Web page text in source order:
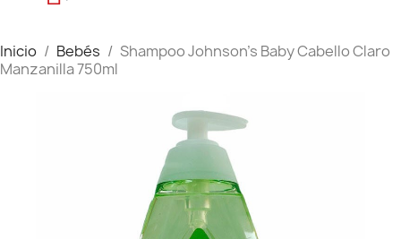
Inicio Bebés
Shampoo Johnson's Baby Cabello Claro
Manzanilla 750ml